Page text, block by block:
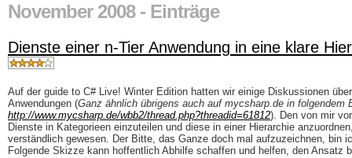
November 2008 - Einträge
Dienste einer n-Tier Anwendung in eine klare
Auf der guide to C# Live! Winter Edition hatten wir einige Diskussionen
Anwendungen (Ganz ähnlich übrigens auch auf mycsharp.de in folgendem
http://www.mycsharp.de/wbb2/thread.php?threadid=61812). Den von mir
Dienste in Kategorieen einzuteilen und diese in einer Hierarchie
verständlich gewesen. Der Bitte, das Ganze doch mal aufzuzeichnen, bin
Folgende Skizze kann hoffentlich Abhilfe schaffen und helfen, den Ansatz